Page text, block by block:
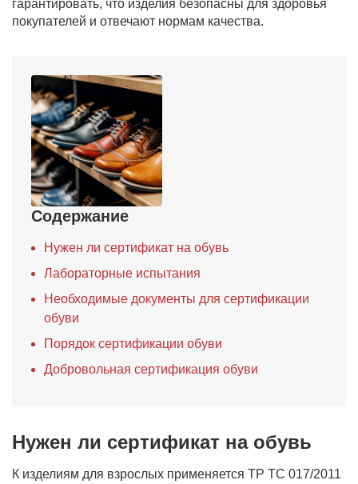
гарантировать, что изделия безопасны для здоровья
покупателей и отвечают нормам качества.
Содержание
Нужен ли сертификат на обувь
Лабораторные испытания
Необходимые документы для сертификации
обуви
Порядок сертификации обуви
Добровольная сертификация обуви
Нужен ли сертификат на обувь
К изделиям для взрослых применяется ТР ТС 017/2011